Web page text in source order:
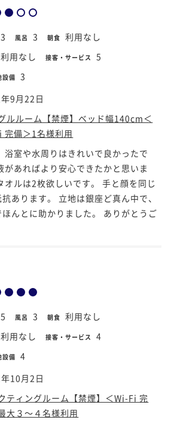
3 風呂 3 朝食 利用なし
利用なし 接客・サービス 5
設備 3
9月22日
ルルーム【禁煙】ベッド幅140cm＜
完備＞1名様利用
浴室や水周りはきれいで良かったで
があればより安心できたかと思いま
オルは2枚欲しいです。 手と顔を同じ
あります。 立地は銀座ど真ん中で、
んとに助かりました。 ありがとうご
5 風呂 3 朝食 利用なし
利用なし 接客・サービス 4
設備 4
10月2日
ティングルーム【禁煙】＜Wi-Fi 完
大３～４名様利用